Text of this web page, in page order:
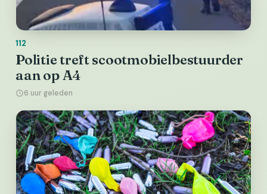
112
Politie treft scootmobielbestuurder
aan op A4
6 uur geleden